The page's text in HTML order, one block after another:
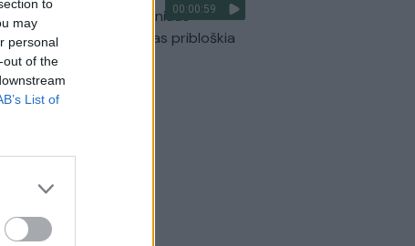
to
may
personal
out of the
List of
00:00:59
kaip patvino Vilniaus
aplinkkelis: vaizdas pribloškia
Žinios Lietuvos diena